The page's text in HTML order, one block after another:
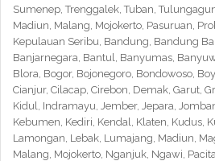
Sumenep, Trenggalek, Tuban,
Madiun, Malang, Mojokerto, Pasuruan,
Kepulauan Seribu, Bandung, Bandung
Banjarnegara, Bantul, Banyumas,
Blora, Bogor, Bojonegoro, Bondowoso,
Cianjur, Cilacap, Cirebon, Demak, Garut,
Kidul, Indramayu, Jember, Jepara,
Kebumen, Kediri, Kendal, Klaten, Kudus,
Lamongan, Lebak, Lumajang, Madiun,
Malang, Mojokerto, Nganjuk, Ngawi,